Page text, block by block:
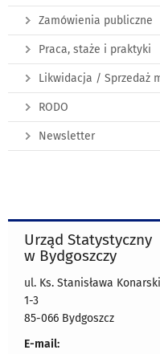
Zamówienia publiczne
Praca, staże i praktyki
Likwidacja / Sprzedaż
RODO
Newsletter
Urząd Statystyczny
w Bydgoszczy
ul. Ks. Stanisława
1-3
85-066 Bydgoszcz
E-mail: